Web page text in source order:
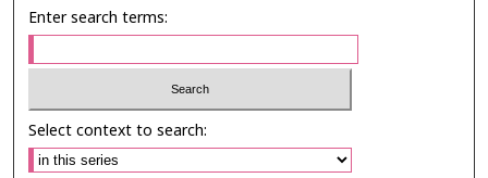
Enter search terms:
Select context to search: